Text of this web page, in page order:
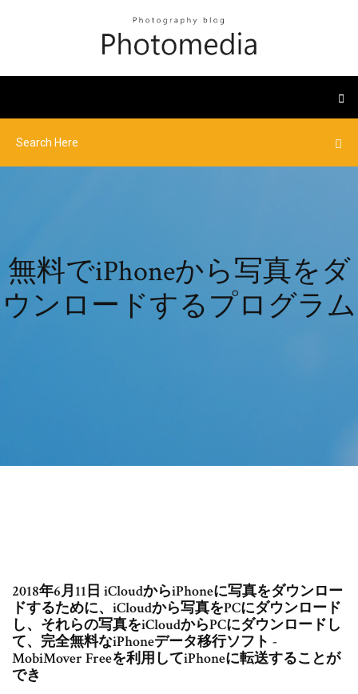
無料でiPhoneから写真をダ
ウンロードするプログラム
2018年6月11日 iCloudからiPhoneに写真をダウンロー
ドするために、iCloudから写真をPCにダウンロード
し、それらの写真をiCloudからPCにダウンロードし
て、完全無料なiPhoneデータ移行ソフト -
MobiMover Freeを利用してiPhoneに転送することが
でき